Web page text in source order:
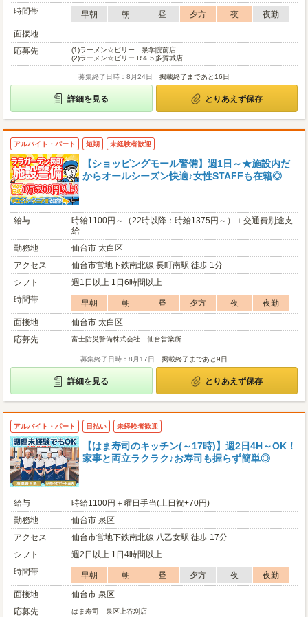
時間帯 早朝 朝 昼 夕方 夜
夜勤
面接地
応募先
(1)ラーメン☆ビリー 泉学院前店
(2)ラーメン☆ビリー R４５多賀城店
募集終了日時：8月24日 掲載終了まであと16日
詳細を見る とりあえず保存
アルバイト・パート 短期 未経験者歓迎
【ショッピングモール警備】週1日～★施設内だ
からオールシーズン快適♪女性STAFFも在籍◎
給与
時給1100円～（22時以降：時給1375円～）＋交通費別途支
給
勤務地
仙台市 太白区
アクセス
仙台市営地下鉄南北線 長町南駅 徒歩 1分
シフト
週1日以上 1日6時間以上
時間帯
早朝 朝 昼 夕方 夜
夜勤
面接地
仙台市 太白区
応募先
富士防災警備株式会社 仙台営業所
募集終了日時：8月17日 掲載終了まであと9日
詳細を見る とりあえず保存
アルバイト・パート 日払い 未経験者歓迎
【はま寿司のキッチン(～17時)】週2日4H～OK！
家事と両立ラクラク♪お寿司も握らず簡単◎
給与
時給1100円＋曜日手当(土日祝+70円)
勤務地
仙台市 泉区
アクセス
仙台市営地下鉄南北線 八乙女駅 徒歩 17分
シフト
週2日以上 1日4時間以上
時間帯
早朝 朝 昼 夕方 夜
夜勤
面接地
仙台市 泉区
応募先
はま寿司 泉区上谷刈店